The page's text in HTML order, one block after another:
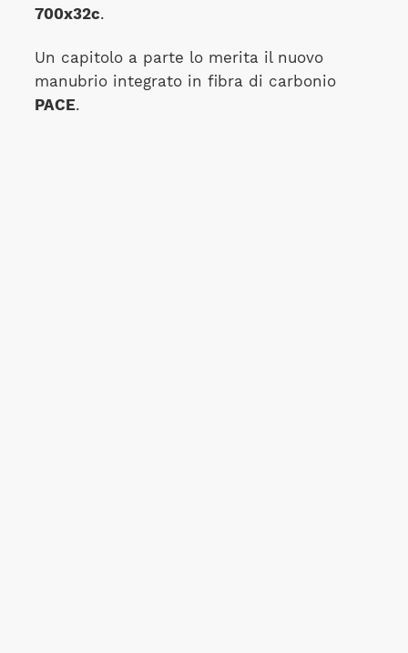
700x32c.
Un capitolo a parte lo merita il nuovo
manubrio integrato in fibra di carbonio
PACE.